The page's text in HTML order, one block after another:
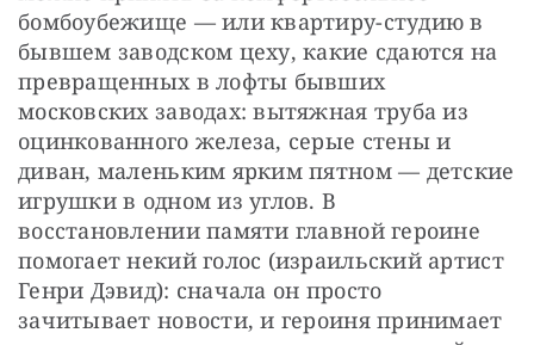
бомбоубежище — или квартиру-студию в
бывшем заводском цеху, какие сдаются на
превращенных в лофты бывших
московских заводах: вытяжная труба из
оцинкованного железа, серые стены и
диван, маленьким ярким пятном — детские
игрушки в одном из углов. В
восстановлении памяти главной героине
помогает некий голос (израильский артист
Генри Дэвид): сначала он просто
зачитывает новости, и героиня принимает